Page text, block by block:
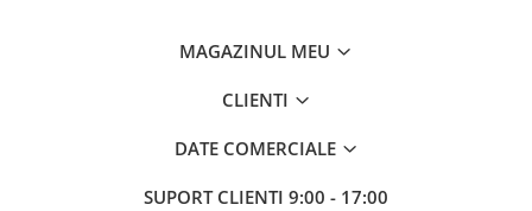
MAGAZINUL MEU
CLIENTI
DATE COMERCIALE
SUPORT CLIENTI 9:00 - 17:00